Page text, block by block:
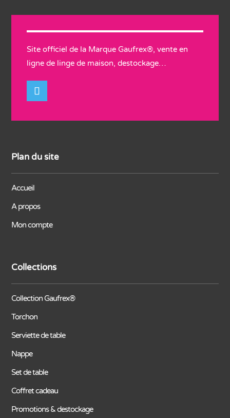
Site officiel de la Marque Gaufrex®, vente en
ligne de linge de maison, destockage…
Plan du site
Accueil
A propos
Mon compte
Collections
Collection Gaufrex®
Torchon
Serviette de table
Nappe
Set de table
Coffret cadeau
Promotions & destockage